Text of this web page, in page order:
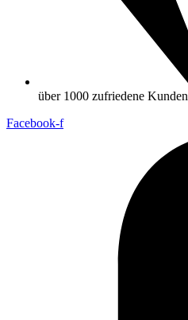
über 1000 zufriedene Kunden
Facebook-f